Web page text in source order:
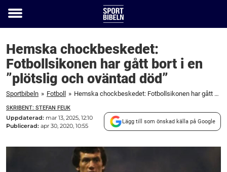
Toggle
Hemska chockbeskedet:
Fotbollsikonen har gått bort i en
”plötslig och oväntad död”
Sportbibeln » Fotboll » Hemska chockbeskedet: Fotbollsikonen har gått bort i en "plötslig och oväntad död"
SKRIBENT: STEFAN FEUK
Uppdaterad: mar 13, 2025, 12:10
Publicerad: apr 30, 2020, 10:55
Lägg till som önskad källa på Google